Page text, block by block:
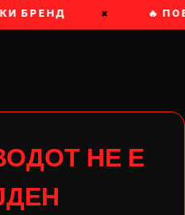
БРЕНД × 🔥
НЕ Е